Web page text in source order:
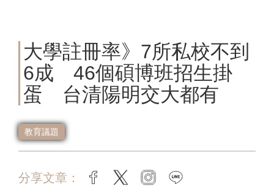
大學註冊率》7所私校不到
6成 46個碩博班招生掛
蛋 台清陽明交大都有
教育議題
分享文章： facebook
twitter instagram